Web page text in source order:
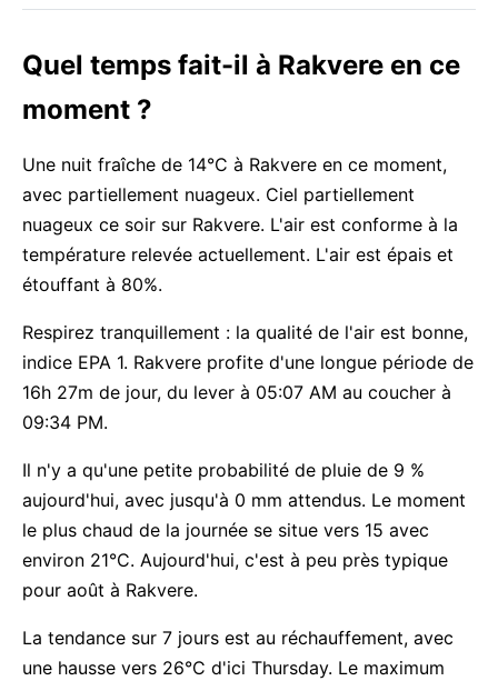
Quel temps fait-il à Rakvere en ce
moment ?
Une nuit fraîche de 14°C à Rakvere en ce moment,
avec partiellement nuageux. Ciel partiellement
nuageux ce soir sur Rakvere. L'air est conforme à la
température relevée actuellement. L'air est épais et
étouffant à 80%.
Respirez tranquillement : la qualité de l'air est bonne,
indice EPA 1. Rakvere profite d'une longue période de
16h 27m de jour, du lever à 05:07 AM au coucher à
09:34 PM.
Il n'y a qu'une petite probabilité de pluie de 9 %
aujourd'hui, avec jusqu'à 0 mm attendus. Le moment
le plus chaud de la journée se situe vers 15 avec
environ 21°C. Aujourd'hui, c'est à peu près typique
pour août à Rakvere.
La tendance sur 7 jours est au réchauffement, avec
une hausse vers 26°C d'ici Thursday. Le maximum